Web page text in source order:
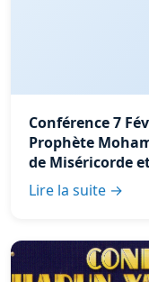
Conférence 7
Prophète
de Miséricorde
Lire la suite →